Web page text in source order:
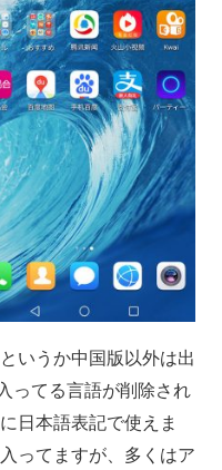
いうか中国版以外は出
ってる言語が削除され
日本語表記で使えま
ってますが、多くはア